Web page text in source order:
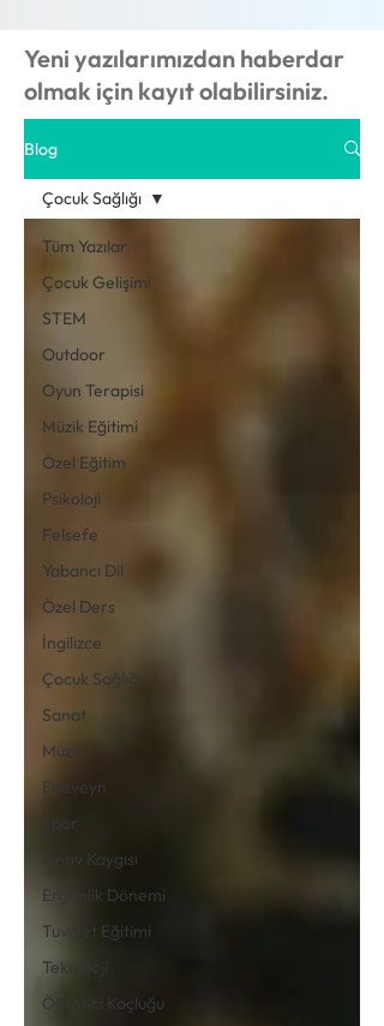
Yeni yazılarımızdan haberdar
olmak için kayıt olabilirsiniz.
Blog
Tüm Yazılar
Çocuk Gelişimi
STEM
Outdoor
Oyun Terapisi
Müzik Eğitimi
Özel Eğitim
Psikoloji
Felsefe
Yabancı Dil
Özel Ders
İngilizce
Çocuk Sağlığı
Sanat
Müzik
Ebeveyn
Spor
Sınav Kaygısı
Ergenlik Dönemi
Tuvalet Eğitimi
Teknoloji
Öğrenci Koçluğu
Çocuk Sağlığı